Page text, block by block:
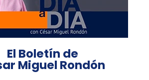
El Boletín de
Miguel Rondón